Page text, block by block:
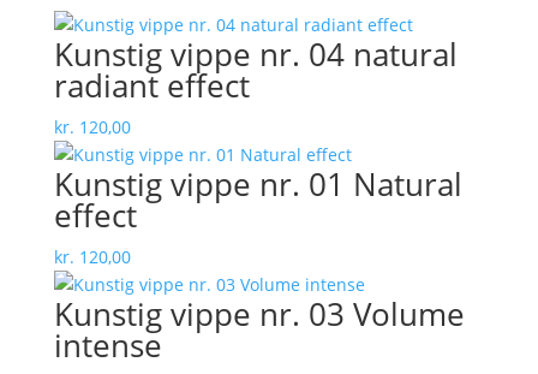
Kunstig vippe nr. 04 natural
radiant effect
kr. 120,00
Kunstig vippe nr. 01 Natural
effect
kr. 120,00
Kunstig vippe nr. 03 Volume
intense